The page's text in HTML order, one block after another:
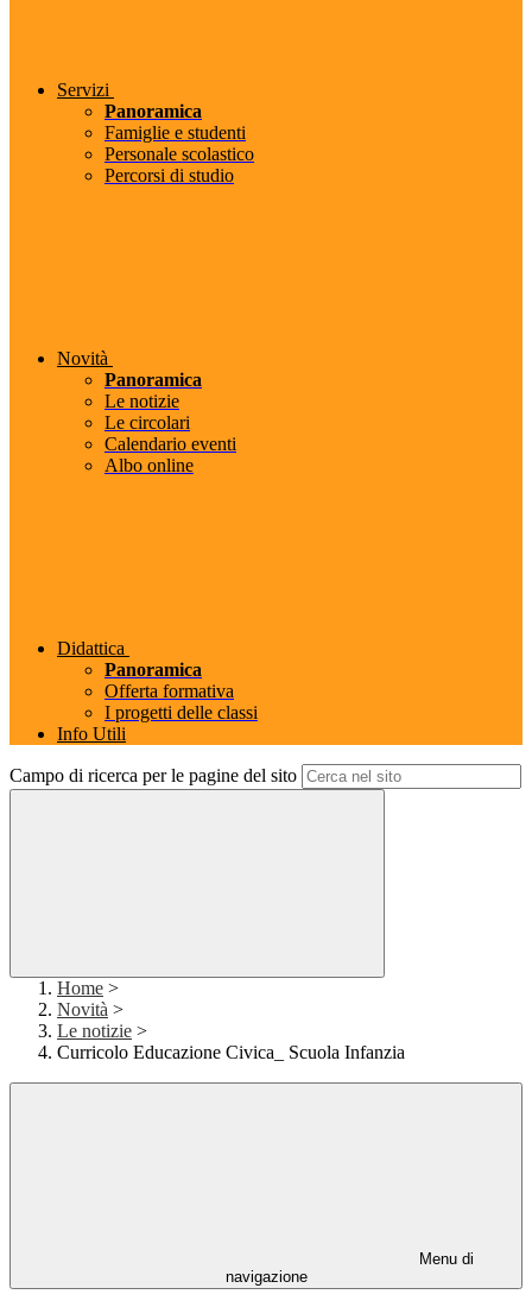
Servizi
Panoramica
Famiglie e studenti
Personale scolastico
Percorsi di studio
Novità
Panoramica
Le notizie
Le circolari
Calendario eventi
Albo online
Didattica
Panoramica
Offerta formativa
I progetti delle classi
Info Utili
Campo di ricerca per le pagine del sito
Home >
Novità >
Le notizie >
Curricolo Educazione Civica_ Scuola Infanzia
Menu di
navigazione